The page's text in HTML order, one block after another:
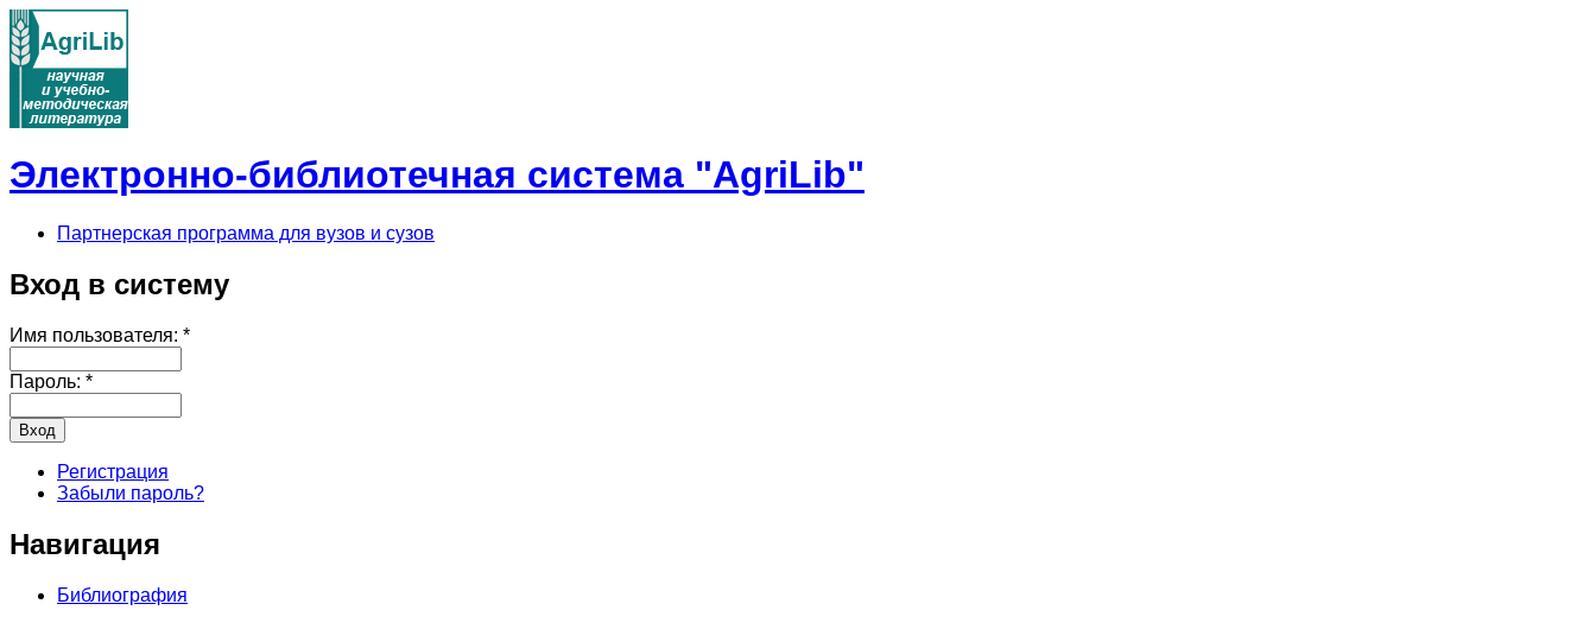
Электронно-библиотечная система "AgriLib"
Партнерская программа для вузов и сузов
Вход в систему
Имя пользователя: *
Пароль: *
Регистрация
Забыли пароль?
Навигация
Библиография